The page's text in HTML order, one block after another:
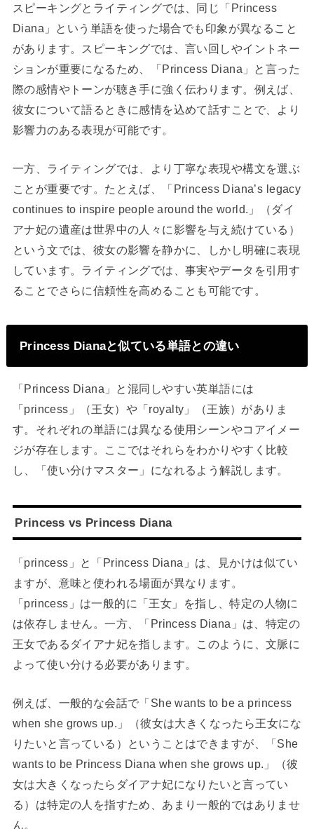
スピーキングとライティングでは、同じ「Princess
Diana」という単語を使った場合でも印象が異なること
があります。スピーキングでは、言い回しやイントネー
ションが重要になるため、「Princess Diana」と言った
際の感情やトーンが聴き手に強く伝わります。例えば、
彼女について語るときに感情を込めて話すことで、より
影響力のある表現が可能です。
一方、ライティングでは、より丁寧な表現や構文を選ぶ
ことが重要です。たとえば、「Princess Diana’s legacy
continues to inspire people around the world.」（ダイ
アナ妃の遺産は世界中の人々に影響を与え続けている）
という文では、彼女の影響を静かに、しかし明確に表現
しています。ライティングでは、事実やデータを引用す
ることでさらに信頼性を高めることも可能です。
Princess Dianaと似ている単語との違い
「Princess Diana」と混同しやすい英単語には
「princess」（王女）や「royalty」（王族）がありま
す。それぞれの単語には異なる使用シーンやコアイメー
ジが存在します。ここではそれらをわかりやすく比較
し、「使い分けマスター」になれるよう解説します。
Princess vs Princess Diana
「princess」と「Princess Diana」は、見かけは似てい
ますが、意味と使われる場面が異なります。
「princess」は一般的に「王女」を指し、特定の人物に
は依存しません。一方、「Princess Diana」は、特定の
王女であるダイアナ妃を指します。このように、文脈に
よって使い分ける必要があります。
例えば、一般的な会話で「She wants to be a princess
when she grows up.」（彼女は大きくなったら王女にな
りたいと言っている）ということはできますが、「She
wants to be Princess Diana when she grows up.」（彼
女は大きくなったらダイアナ妃になりたいと言ってい
る）は特定の人を指すため、あまり一般的ではありませ
ん。